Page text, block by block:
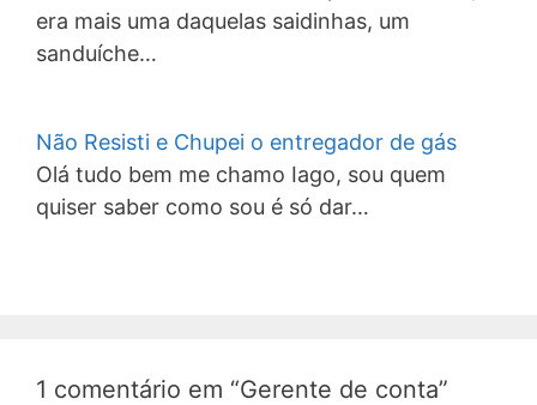
era mais uma daquelas saidinhas, um
sanduíche…
Não Resisti e Chupei o entregador de gás
Olá tudo bem me chamo Iago, sou quem
quiser saber como sou é só dar…
1 comentário em “Gerente de conta”